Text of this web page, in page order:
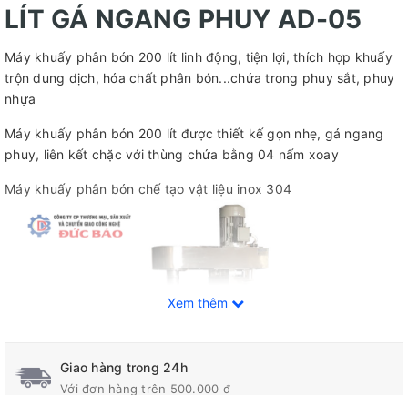
LÍT GÁ NGANG PHUY AD-05
Máy khuấy phân bón 200 lít linh động, tiện lợi, thích hợp khuấy
trộn dung dịch, hóa chất phân bón...chứa trong phuy sắt, phuy
nhựa
Máy khuấy phân bón 200 lít được thiết kế gọn nhẹ, gá ngang
phuy, liên kết chặc với thùng chứa bằng 04 nấm xoay
Máy khuấy phân bón chế tạo vật liệu inox 304
Xem thêm
Giao hàng trong 24h
Với đơn hàng trên 500.000 đ